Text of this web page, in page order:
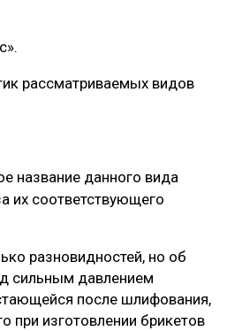
рассматриваемых видов
название данного вида
их соответствующего
разновидностей, но об
сильным давлением
после шлифования,
при изготовлении брикетов